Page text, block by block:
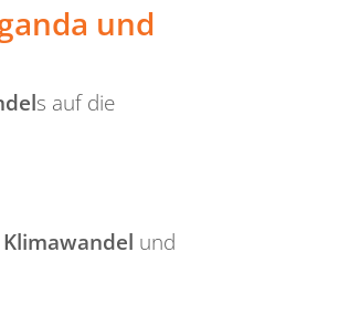
und
s auf die
Klimawandel und